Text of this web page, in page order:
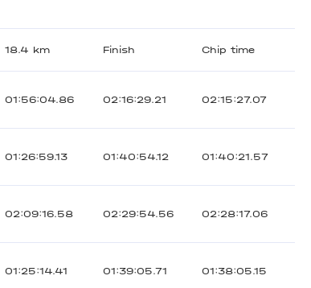
18.4 km Finish Chip time
01:56:04.86 02:16:29.21 02:15:27.07
01:26:59.13 01:40:54.12 01:40:21.57
02:09:16.58 02:29:54.56 02:28:17.06
01:25:14.41 01:39:05.71 01:38:05.15